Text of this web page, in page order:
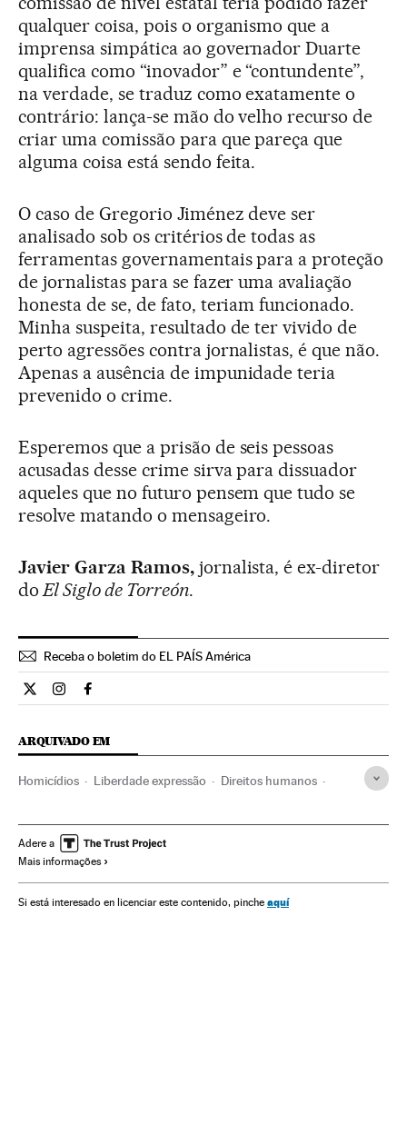
qualquer coisa, pois o organismo que a
imprensa simpática ao governador Duarte
qualifica como “inovador” e “contundente”,
na verdade, se traduz como exatamente o
contrário: lança-se mão do velho recurso de
criar uma comissão para que pareça que
alguma coisa está sendo feita.
O caso de Gregorio Jiménez deve ser
analisado sob os critérios de todas as
ferramentas governamentais para a proteção
de jornalistas para se fazer uma avaliação
honesta de se, de fato, teriam funcionado.
Minha suspeita, resultado de ter vivido de
perto agressões contra jornalistas, é que não.
Apenas a ausência de impunidade teria
prevenido o crime.
Esperemos que a prisão de seis pessoas
acusadas desse crime sirva para dissuador
aqueles que no futuro pensem que tudo se
resolve matando o mensageiro.
Javier Garza Ramos,jornalista, é ex-diretor
doEl Siglo de Torreón.
Receba o boletim do EL PAÍS América
Opiniao El País Brasil en Twitter
Opiniao El País Brasil en Instagram
Opiniao El País Brasil en Facebook
ARQUIVADO EM
Homicídios Liberdade expressão Direitos humanos
Comunicação Sociedade
Coahuila
América do Norte América Latina América PGR México
Adere a
Mais informações
Si está interesado en licenciar este contenido, pinche aquí